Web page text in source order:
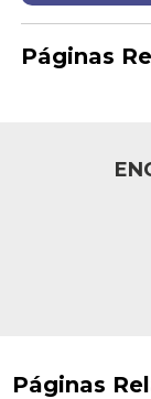
Páginas
Páginas